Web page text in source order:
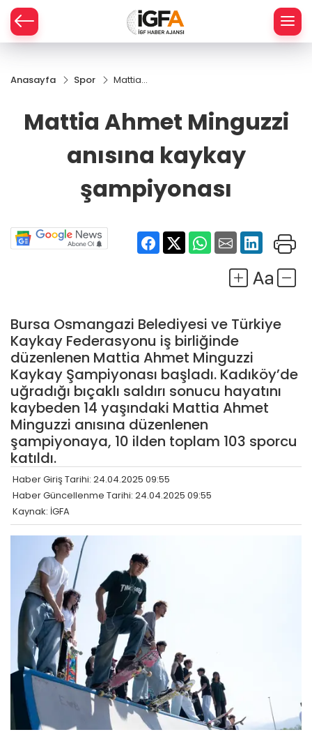
Anasayfa Spor
Mattia
anısına
şampiyonası
Mattia Ahmet Minguzzi
anısına kaykay
şampiyonası
Bursa Osmangazi Belediyesi ve Türkiye
Kaykay Federasyonu iş birliğinde
düzenlenen Mattia Ahmet Minguzzi
Kaykay Şampiyonası başladı. Kadıköy’de
uğradığı bıçaklı saldırı sonucu hayatını
kaybeden 14 yaşındaki Mattia Ahmet
Minguzzi anısına düzenlenen
şampiyonaya, 10 ilden toplam 103 sporcu
katıldı.
Haber Giriş Tarihi: 24.04.2025 09:55
Haber Güncellenme Tarihi: 24.04.2025 09:55
Kaynak: İGFA